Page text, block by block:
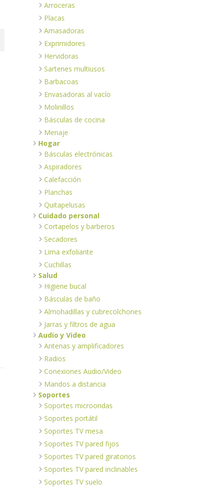
Arroceras
Placas
Amasadoras
Exprimidores
Hervidoras
Sartenes multiusos
Barbacoas
Envasadoras al vacío
Molinillos
Básculas de cocina
Menaje
Hogar
Básculas electrónicas
Aspiradores
Calefacción
Planchas
Quitapelusas
Cuidado personal
Cortapelos y barberos
Secadores
Lima exfoliante
Cuchillas
Salud
Higiene bucal
Básculas de baño
Almohadillas y cubrecolchones
Jarras y filtros de agua
Audio y Video
Antenas y amplificadores
Radios
Conexiones Audio/Video
Mandos a distancia
Soportes
Soportes microondas
Soportes portátil
Soportes TV mesa
Soportes TV pared fijos
Soportes TV pared giratorios
Soportes TV pared inclinables
Soportes TV suelo